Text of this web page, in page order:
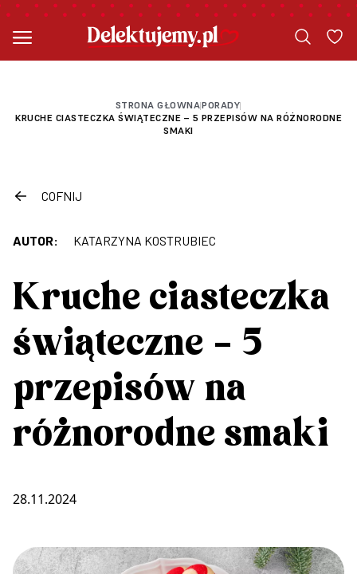
STRONA GŁOWNA|PORADY|
KRUCHE CIASTECZKA ŚWIĄTECZNE – 5 PRZEPISÓW NA RÓŻNORODNE
SMAKI
COFNIJ
AUTOR: KATARZYNA KOSTRUBIEC
Kruche ciasteczka
świąteczne – 5
przepisów na
różnorodne smaki
28.11.2024